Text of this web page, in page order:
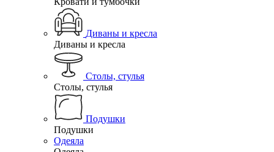
Диваны и кресла
Диваны и кресла
Столы, стулья
Столы, стулья
Подушки
Подушки
Одеяла